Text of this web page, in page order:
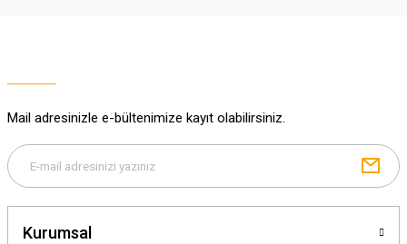
Bu ürüne benzer farklı alternatifler olmalı.
Mail adresinizle e-bültenimize kayıt olabilirsiniz.
Kurumsal